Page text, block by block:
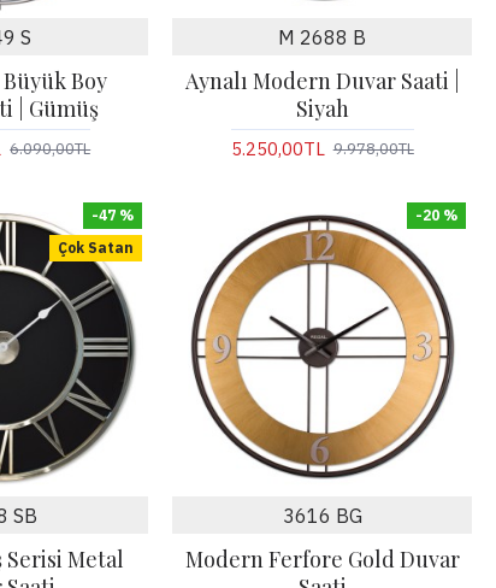
S
Boy
| Gümüş
6.090,00TL
M 2688 B
Aynalı Modern Duvar Saati |
Siyah
5.250,00TL 9.978,00TL
Çok Satan
-47 %
SB
Serisi Metal
-20 %
3616 BG
Modern Ferfore Gold Duvar